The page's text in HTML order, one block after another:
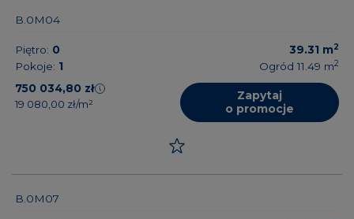
B.0M04
Piętro: 0
Pokoje: 1
750 034,80 zł
19 080,00 zł/m²
39.31 m2
Ogród 11.49 m2
Zapytaj
o promocje
B.0M07